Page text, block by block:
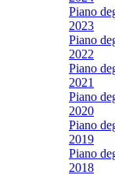
Piano
2023
Piano
2022
Piano
2021
Piano
2020
Piano
2019
Piano
2018